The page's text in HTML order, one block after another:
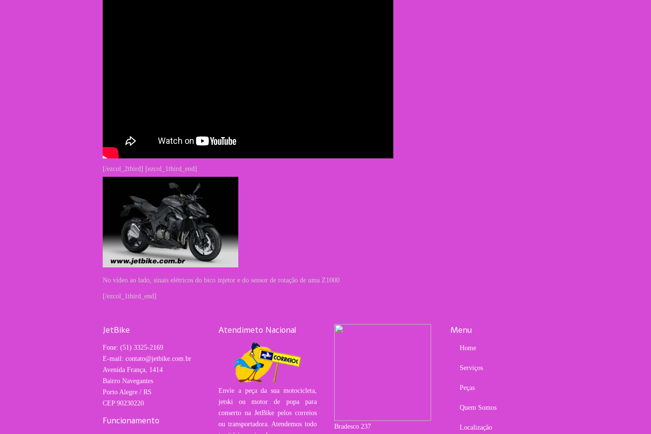
[/ezcol_2third] [ezcol_1third_end]
No vídeo ao lado, sinais elétricos do bico injetor e do sensor de rotação de uma Z1000
[/ezcol_1third_end]
JetBike
Fone: (51) 3325-2169
E-mail: contato@jetbike.com.br
Avenida França, 1414
Bairro Navegantes
Porto Alegre / RS
CEP 90230220
Funcionamento
Atendimeto Nacional
Envie a peça da sua motocicleta,
jetski ou motor de popa para
conserto na JetBike pelos correios
ou transportadora. Atendemos todo
Bradesco 237
Menu
Home
Serviços
Peças
Quem Somos
Localização